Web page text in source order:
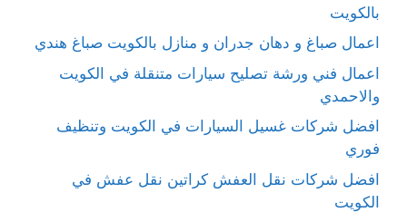
بالكويت
اعمال صباغ و دهان جدران و منازل بالكويت صباغ هندي
اعمال فني ورشة تصليح سيارات متنقلة في الكويت
والاحمدي
افضل شركات غسيل السيارات في الكويت وتنظيف
فوري
افضل شركات نقل العفش كراتين نقل عفش في
الكويت